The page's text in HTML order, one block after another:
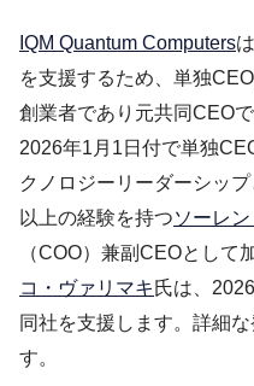
IQM Quantum Computers
を支援するため、単独
創業者であり元共同CEO
2026年1月1日付で単独
クノロジーリーダーシッ
以上の経験を持つソーレ
（COO）兼副CEOとして
コ・ヴァリマキ 氏は、
同社を支援します。詳細
す。